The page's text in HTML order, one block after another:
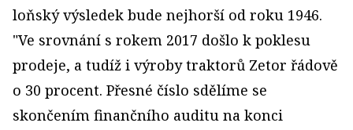
loňský výsledek bude nejhorší od roku 1946.
"Ve srovnání s rokem 2017 došlo k poklesu
prodeje, a tudíž i výroby traktorů Zetor řádově
o 30 procent. Přesné číslo sdělíme se
skončením finančního auditu na konci